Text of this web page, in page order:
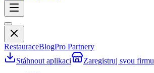
RestauraceBlogPro Partnery
Stáhnout aplikaci
Zaregistruj svou firmu